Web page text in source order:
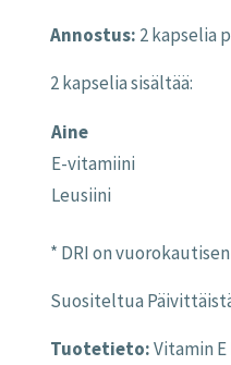
Annostus: 2 kapselia
2 kapselia sisältää:
Aine
E-vitamiini
Leusiini
* DRI on
Suositeltua
Tuotetieto:Vitamin